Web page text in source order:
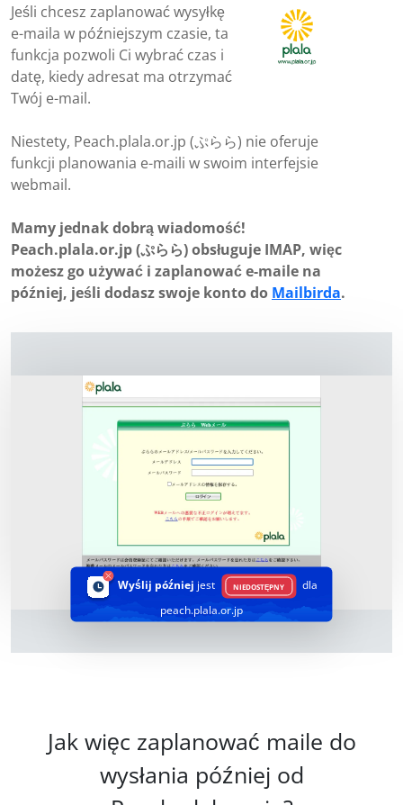
Jeśli chcesz zaplanować wysyłkę
e-maila w późniejszym czasie, ta
funkcja pozwoli Ci wybrać czas i
datę, kiedy adresat ma otrzymać
Twój e-mail.
Niestety, Peach.plala.or.jp (ぷらら) nie oferuje
funkcji planowania e-maili w swoim interfejsie
webmail.
Mamy jednak dobrą wiadomość!
Peach.plala.or.jp (ぷらら) obsługuje IMAP, więc
możesz go używać i zaplanować e-maile na
później, jeśli dodasz swoje konto do Mailbirda.
Wyślij później jest NIEDOSTĘPNY
dla
peach.plala.or.jp
Jak więc zaplanować maile do
wysłania później od